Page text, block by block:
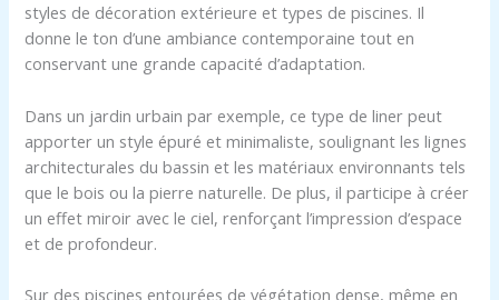
styles de décoration extérieure et types de piscines. Il
donne le ton d’une ambiance contemporaine tout en
conservant une grande capacité d’adaptation.
Dans un jardin urbain par exemple, ce type de liner peut
apporter un style épuré et minimaliste, soulignant les lignes
architecturales du bassin et les matériaux environnants tels
que le bois ou la pierre naturelle. De plus, il participe à créer
un effet miroir avec le ciel, renforçant l’impression d’espace
et de profondeur.
Sur des piscines entourées de végétation dense, même en